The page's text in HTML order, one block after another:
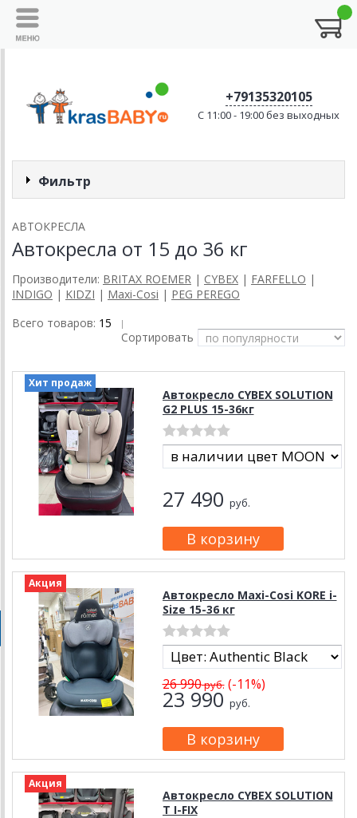
+79135320105
C 11:00 - 19:00 без выходных
Фильтр
АВТОКРЕСЛА
Автокресла от 15 до 36 кг
Производители: BRITAX ROEMER | CYBEX | FARFELLO |
INDIGO | KIDZI | Maxi-Cosi | PEG PEREGO
Всего товаров: 15 |
Сортировать
Хит продаж
Автокресло CYBEX SOLUTION
G2 PLUS 15-36кг
27 490 руб.
Акция
Автокресло Maxi-Cosi KORE i-
Size 15-36 кг
26 990руб.(-11%)
23 990руб.
Акция
Автокресло CYBEX SOLUTION
T I-FIX